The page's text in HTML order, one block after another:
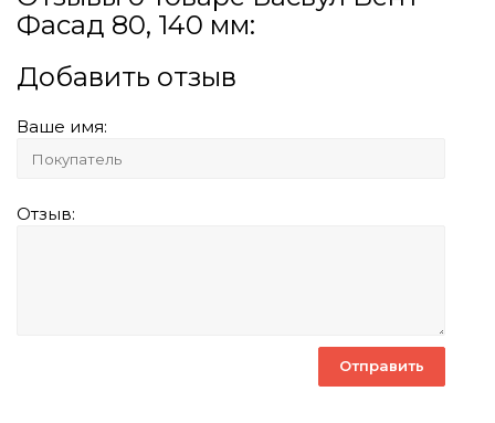
Фасад 80, 140 мм:
Добавить отзыв
Ваше имя:
Отзыв: